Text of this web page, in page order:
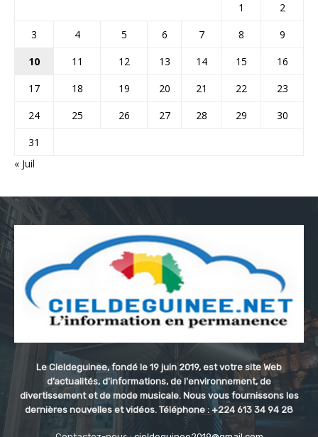
1
2
3
4 5 6 7 8
9
10
11 12 13 14 15
16
17
18 19 20 21 22
23
24
25 26 27 28 29
30
31
« Juil
Le Cieldeguinee, fondé le 19 juin 2019, est votre site Web
d’actualités, d'informations, de l'environnement, de
divertissement et de mode musicale. Nous vous fournissons les
dernières nouvelles et vidéos. Téléphone : +224 613 34 94 28